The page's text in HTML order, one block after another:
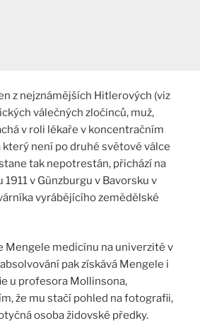
z nejznámějších Hitlerových (viz
válečných zločinců, muž,
v roli lékaře v koncentračním
není po druhé světové válce
tak nepotrestán, přichází na
1911 v Günzburgu v Bavorsku v
vyrábějícího zemědělské
Mengele medicínu na univerzitě v
pak získává Mengele i
u profesora Mollinsona,
že mu stačí pohled na fotografii,
osoba židovské předky.